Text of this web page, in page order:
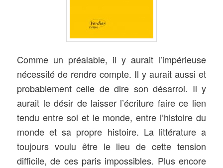
Comme un préalable, il y aurait l’impérieuse
nécessité de rendre compte. Il y aurait aussi et
probablement celle de dire son désarroi. Il y
aurait le désir de laisser l’écriture faire ce lien
tendu entre soi et le monde, entre l’histoire du
monde et sa propre histoire. La littérature a
toujours voulu être le lieu de cette tension
difficile, de ces paris impossibles. Plus encore